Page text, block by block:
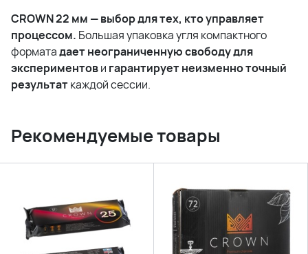
CROWN 22 мм — выбор для тех, кто управляет
процессом. Большая упаковка угля компактного
форматадает неограниченную свободу для
экспериментови гарантирует неизменно точный
результаткаждой сессии.
Рекомендуемые товары